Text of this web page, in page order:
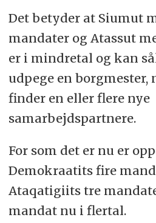
Det betyder at Siumut
mandater og Atassut
er i mindretal og kan
udpege en borgmester,
finder en eller flere nye
samarbejdspartnere.
For som det er nu er
Demokraatits fire
Ataqatigiits tre
mandat nu i flertal.